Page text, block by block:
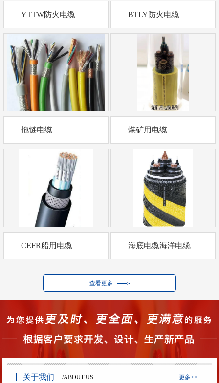
YTTW防火电缆 BTLY防火电缆
拖链电缆 煤矿用电缆
CEFR船用电缆 海底电缆海洋电缆
查看更多
关于我们 /ABOUT US 更多>>